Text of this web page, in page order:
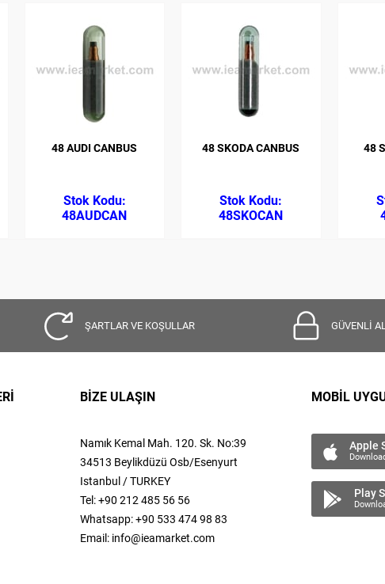
48 AUDI CANBUS
48AUDCAN
48 SKODA CANBUS
48SKOCAN
48
ŞARTLAR VE KOŞULLAR GÜVENLİ
BİZE ULAŞIN
Namık Kemal Mah. 120. Sk. No:39
34513 Beylikdüzü Osb/Esenyurt
Istanbul / TURKEY
Tel: +90 212 485 56 56
Whatsapp: +90 533 474 98 83
Email: info@ieamarket.com
MOBİL
Apple
Play